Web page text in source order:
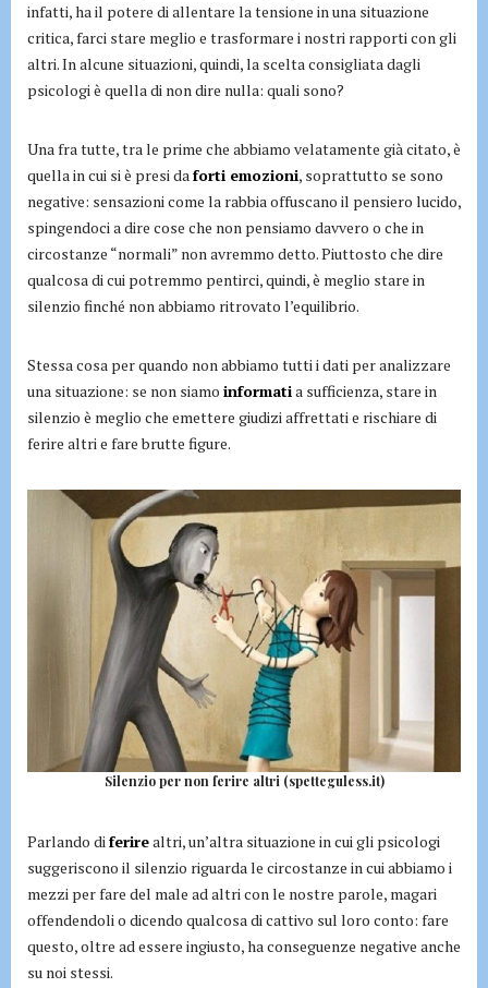
infatti, ha il potere di allentare la tensione in una situazione
critica, farci stare meglio e trasformare i nostri rapporti con gli
altri. In alcune situazioni, quindi, la scelta consigliata dagli
psicologi è quella di non dire nulla: quali sono?
Una fra tutte, tra le prime che abbiamo velatamente già citato, è
quella in cui si è presi daforti emozioni, soprattutto se sono
negative: sensazioni come la rabbia offuscano il pensiero lucido,
spingendoci a dire cose che non pensiamo davvero o che in
circostanze “normali” non avremmo detto. Piuttosto che dire
qualcosa di cui potremmo pentirci, quindi, è meglio stare in
silenzio finché non abbiamo ritrovato l’equilibrio.
Stessa cosa per quando non abbiamo tutti i dati per analizzare
una situazione: se non siamo informatia sufficienza, stare in
silenzio è meglio che emettere giudizi affrettati e rischiare di
ferire altri e fare brutte figure.
Silenzio per non ferire altri (spetteguless.it)
Parlando di ferirealtri, un’altra situazione in cui gli psicologi
suggeriscono il silenzio riguarda le circostanze in cui abbiamo i
mezzi per fare del male ad altri con le nostre parole, magari
offendendoli o dicendo qualcosa di cattivo sul loro conto: fare
questo, oltre ad essere ingiusto, ha conseguenze negative anche
su noi stessi.